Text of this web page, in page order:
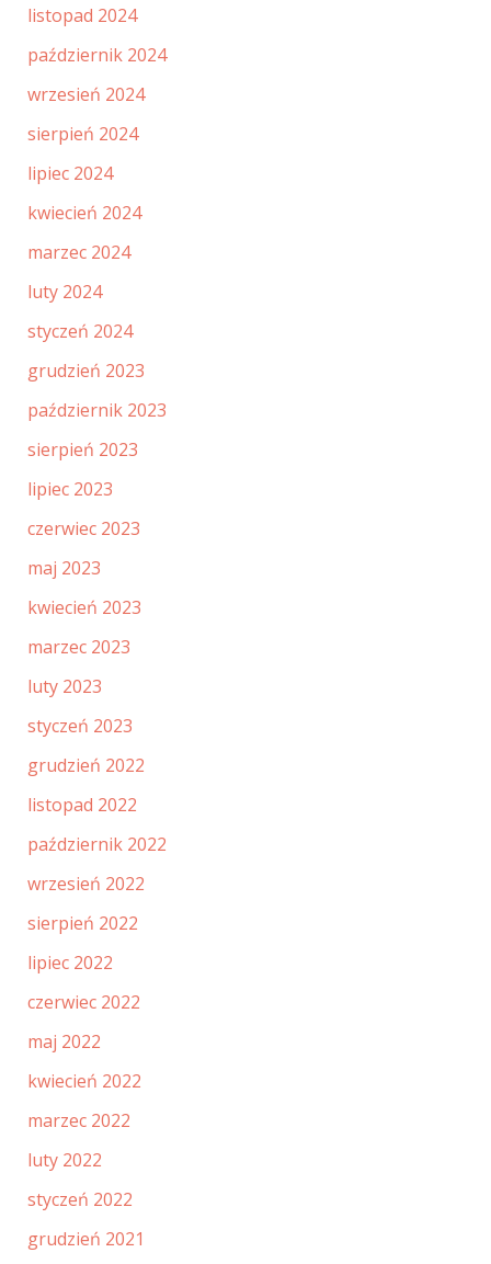
listopad 2024
październik 2024
wrzesień 2024
sierpień 2024
lipiec 2024
kwiecień 2024
marzec 2024
luty 2024
styczeń 2024
grudzień 2023
październik 2023
sierpień 2023
lipiec 2023
czerwiec 2023
maj 2023
kwiecień 2023
marzec 2023
luty 2023
styczeń 2023
grudzień 2022
listopad 2022
październik 2022
wrzesień 2022
sierpień 2022
lipiec 2022
czerwiec 2022
maj 2022
kwiecień 2022
marzec 2022
luty 2022
styczeń 2022
grudzień 2021